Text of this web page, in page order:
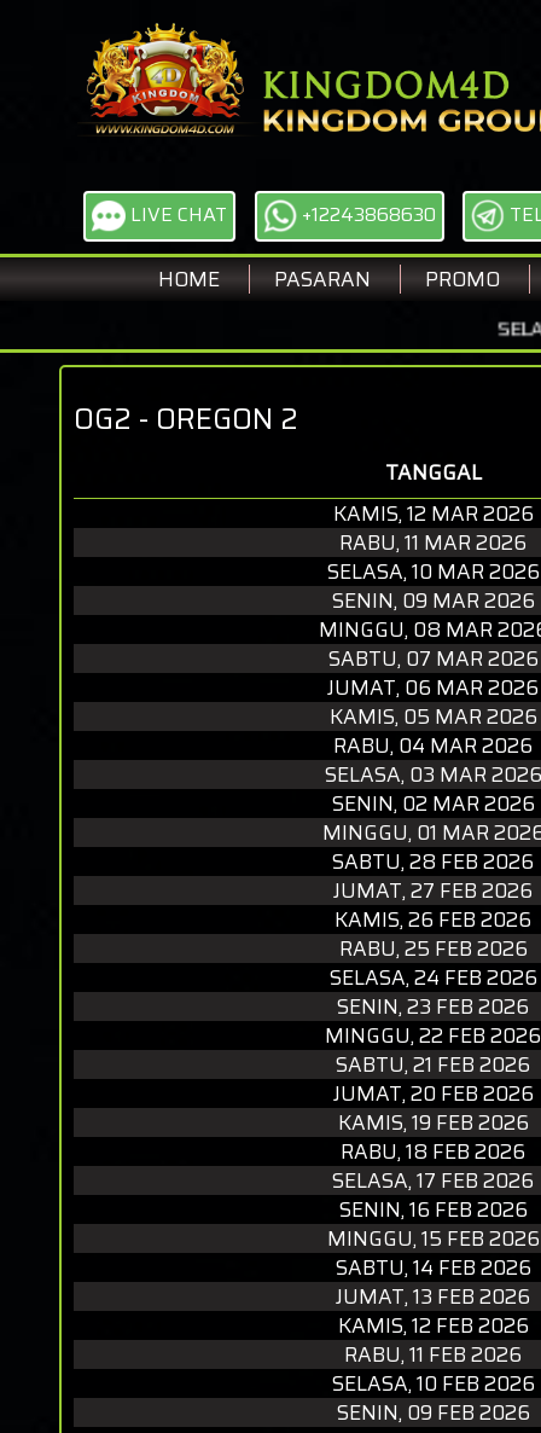
LIVE CHAT +12243868630
HOME PASARAN
PROMO
OG2 - OREGON 2
TANGGAL
KAMIS, 12 MAR 2026
RABU, 11 MAR 2026
SELASA, 10 MAR 2026
SENIN, 09 MAR 2026
MINGGU, 08 MAR
SABTU, 07 MAR 2026
JUMAT, 06 MAR 2026
KAMIS, 05 MAR 2026
RABU, 04 MAR 2026
SELASA, 03 MAR 2026
SENIN, 02 MAR 2026
MINGGU, 01 MAR
SABTU, 28 FEB 2026
JUMAT, 27 FEB 2026
KAMIS, 26 FEB 2026
RABU, 25 FEB 2026
SELASA, 24 FEB 2026
SENIN, 23 FEB 2026
MINGGU, 22 FEB 2026
SABTU, 21 FEB 2026
JUMAT, 20 FEB 2026
KAMIS, 19 FEB 2026
RABU, 18 FEB 2026
SELASA, 17 FEB 2026
SENIN, 16 FEB 2026
MINGGU, 15 FEB 2026
SABTU, 14 FEB 2026
JUMAT, 13 FEB 2026
KAMIS, 12 FEB 2026
RABU, 11 FEB 2026
SELASA, 10 FEB 2026
SENIN, 09 FEB 2026